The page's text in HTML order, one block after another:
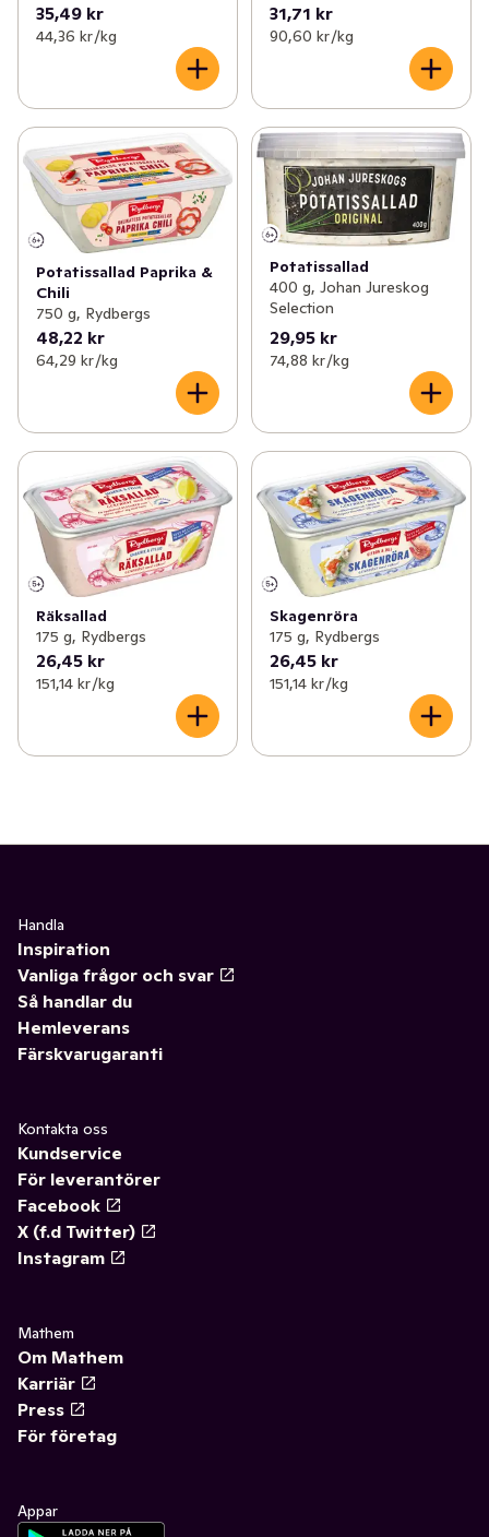
35,49 kr
44,36 kr /kg
31,71 kr
90,60 kr /kg
Potatissallad Paprika &
Chili
750 g, Rydbergs
48,22 kr
64,29 kr /kg
Potatissallad
400 g, Johan Jureskog
Selection
29,95 kr
74,88 kr /kg
Räksallad
175 g, Rydbergs
26,45 kr
151,14 kr /kg
Skagenröra
175 g, Rydbergs
26,45 kr
151,14 kr /kg
Handla
Inspiration
Vanliga frågor och svar
Så handlar du
Hemleverans
Färskvarugaranti
Kontakta oss
Kundservice
För leverantörer
Facebook
X (f.d Twitter)
Instagram
Mathem
Om Mathem
Karriär
Press
För företag
Appar